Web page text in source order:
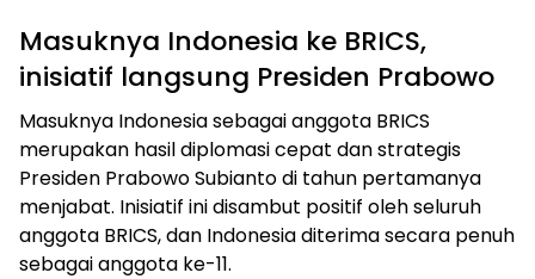
Masuknya Indonesia ke BRICS,
inisiatif langsung Presiden Prabowo
Masuknya Indonesia sebagai anggota BRICS
merupakan hasil diplomasi cepat dan strategis
Presiden Prabowo Subianto di tahun pertamanya
menjabat. Inisiatif ini disambut positif oleh seluruh
anggota BRICS, dan Indonesia diterima secara penuh
sebagai anggota ke-11.